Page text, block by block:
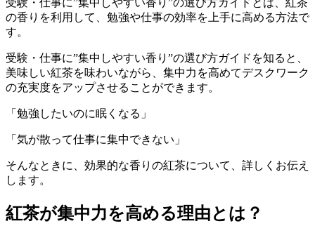
受験・仕事に”集中しやすい香り”の選び方ガイドとは、紅茶
の香りを利用して、勉強や仕事の効率を上手に高める方法で
す。
受験・仕事に”集中しやすい香り”の選び方ガイドを知ると、
美味しい紅茶を味わいながら、集中力を高めてデスクワーク
の充実度をアップさせることができます。
「勉強したいのに眠くなる」
「気が散って仕事に集中できない」
そんなときに、効果的な香りの紅茶について、詳しくお伝え
します。
紅茶が集中力を高める理由とは？